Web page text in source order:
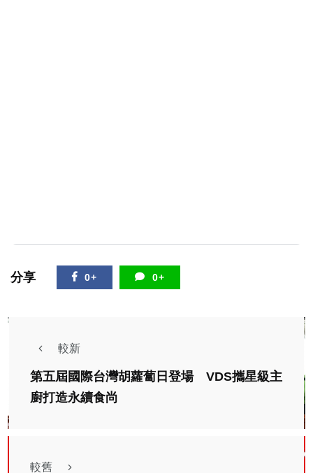
分享 0+ 0+
較新
第五屆國際台灣胡蘿蔔日登場 VDS攜星級主
廚打造永續食尚
較舊